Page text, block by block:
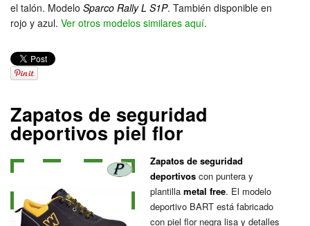
el talón. Modelo Sparco Rally L S1P. También disponible en
rojo y azul. Ver otros modelos similares aquí.
Zapatos de seguridad
deportivos piel flor
Zapatos de seguridad
deportivos con puntera y
plantilla metal free. El modelo
deportivo BART está fabricado
con piel flor negra lisa y detalles